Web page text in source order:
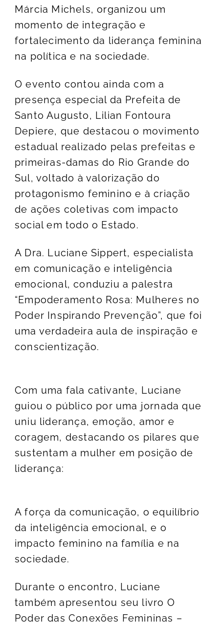
Márcia Michels, organizou um
momento de integração e
fortalecimento da liderança feminina
na política e na sociedade.
O evento contou ainda com a
presença especial da Prefeita de
Santo Augusto, Lilian Fontoura
Depiere, que destacou o movimento
estadual realizado pelas prefeitas e
primeiras-damas do Rio Grande do
Sul, voltado à valorização do
protagonismo feminino e à criação
de ações coletivas com impacto
social em todo o Estado.
A Dra. Luciane Sippert, especialista
em comunicação e inteligência
emocional, conduziu a palestra
“Empoderamento Rosa: Mulheres no
Poder Inspirando Prevenção”, que foi
uma verdadeira aula de inspiração e
conscientização.
Com uma fala cativante, Luciane
guiou o público por uma jornada que
uniu liderança, emoção, amor e
coragem, destacando os pilares que
sustentam a mulher em posição de
liderança:
A força da comunicação, o equilíbrio
da inteligência emocional, e o
impacto feminino na família e na
sociedade.
Durante o encontro, Luciane
também apresentou seu livro O
Poder das Conexões Femininas –